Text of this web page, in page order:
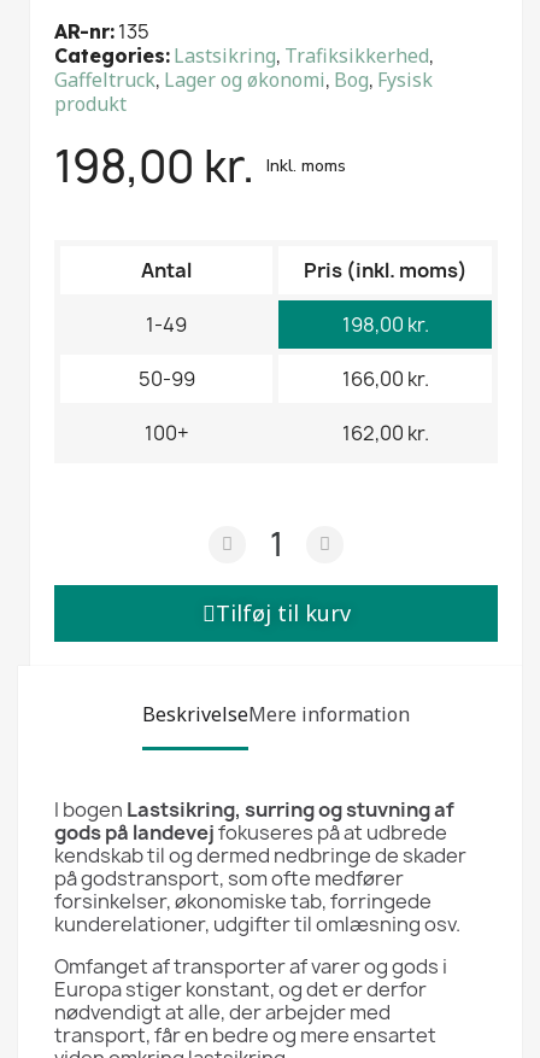
AR-nr 135
Categories Lastsikring, Trafiksikkerhed,
Gaffeltruck, Lager og økonomi, Bog, Fysisk
produkt
198,00 kr. Inkl. moms
Antal Pris (inkl. moms)
1-49 198,00 kr.
50-99 166,00 kr.
100+ 162,00 kr.
Tilføj til kurv
BeskrivelseMere information
I bogen Lastsikring, surring og stuvning af
gods på landevejfokuseres på at udbrede
kendskab til og dermed nedbringe de skader
på godstransport, som ofte medfører
forsinkelser, økonomiske tab, forringede
kunderelationer, udgifter til omlæsning osv.
Omfanget af transporter af varer og gods i
Europa stiger konstant, og det er derfor
nødvendigt at alle, der arbejder med
transport, får en bedre og mere ensartet